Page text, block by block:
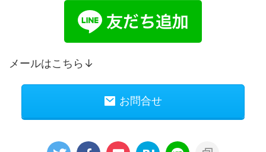
メールはこちら↓
お問合せ